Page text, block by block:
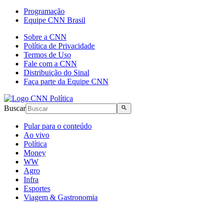
Programação
Equipe CNN Brasil
Sobre a CNN
Política de Privacidade
Termos de Uso
Fale com a CNN
Distribuição do Sinal
Faça parte da Equipe CNN
Buscar
Pular para o conteúdo
Ao vivo
Política
Money
WW
Agro
Infra
Esportes
Viagem & Gastronomia